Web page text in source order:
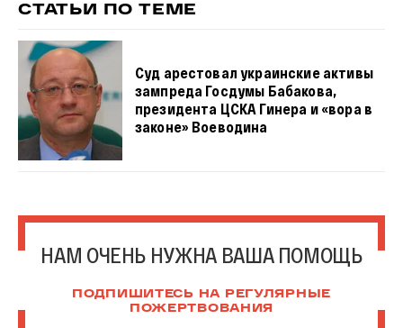
СТАТЬИ ПО ТЕМЕ
Суд арестовал украинские активы
зампреда Госдумы Бабакова,
президента ЦСКА Гинера и «вора в
законе» Воеводина
НАМ ОЧЕНЬ НУЖНА ВАША ПОМОЩЬ
ПОДПИШИТЕСЬ НА РЕГУЛЯРНЫЕ
ПОЖЕРТВОВАНИЯ